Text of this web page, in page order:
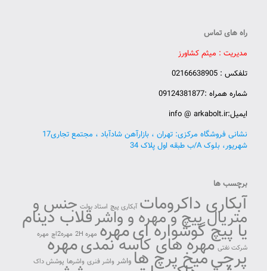
راه های تماس
مدیریت : میثم کشاورز
تلفکس : 02166638905
شماره همراه :09124381877
ایمیل:info @ arkabolt.ir
نشانی فروشگاه مرکزی: تهران ، بازارآهن شادآباد ، مجتمع تجاری17
شهریور، بلوک A/ب طبقه اول پلاک 34
برچسب ها
آبکاری داکرومات آبکاری پیچ استاد بولت جنس و
متریال پیچ و مهره و واشرقلاب دینام
یا پیچ گوشواره ایمهره مهره 2H مهره2اچ
مهره
شرکت نفتی مهره های کاسه نمدیمهره
پرچیمیخ پرچ ها واشر واشر فنری واشرها پوشش داک